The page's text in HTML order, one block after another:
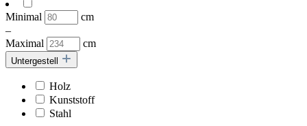
Minimal
cm
–
Maximal
cm
Untergestell
Holz
Kunststoff
Stahl